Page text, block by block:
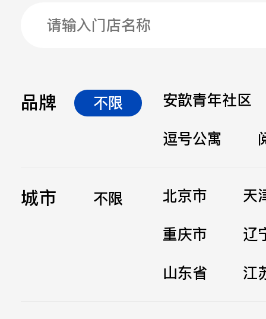
品牌 不限
安歆青年社区
逗号公寓
城市 不限 北京市
天
重庆市
辽
山东省
江
留言
立即提交